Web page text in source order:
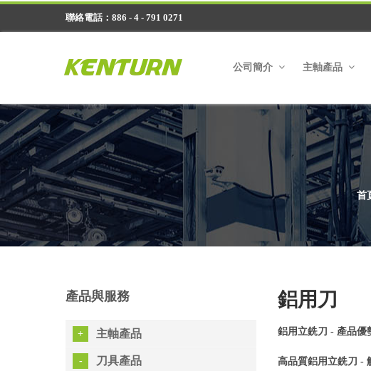
聯絡電話：886 - 4 - 791 0271
公司簡介 主軸產品
首
鋁用刀
鋁用立銑刀 - 產品優
高品質鋁用立銑刀 -
產品與服務
主軸產品
刀具產品